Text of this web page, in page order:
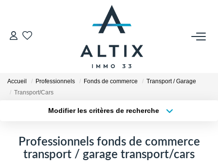
VENDRE
Biens Vendus
Accueil Professionnels Fonds de commerce
Transport / Garage
Transport/Cars
Modifier les critères de recherche
Sélectionnez...
Type de bien
Surface min
Professionnels fonds de commerce
transport / garage transport/cars